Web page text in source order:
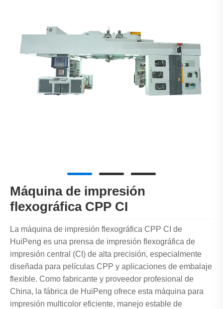
Máquina de impresión
flexográfica CPP CI
La máquina de impresión flexográfica CPP CI de
HuiPeng es una prensa de impresión flexográfica de
impresión central (CI) de alta precisión, especialmente
diseñada para películas CPP y aplicaciones de embalaje
flexible. Como fabricante y proveedor profesional de
China, la fábrica de HuiPeng ofrece esta máquina para
impresión multicolor eficiente, manejo estable de